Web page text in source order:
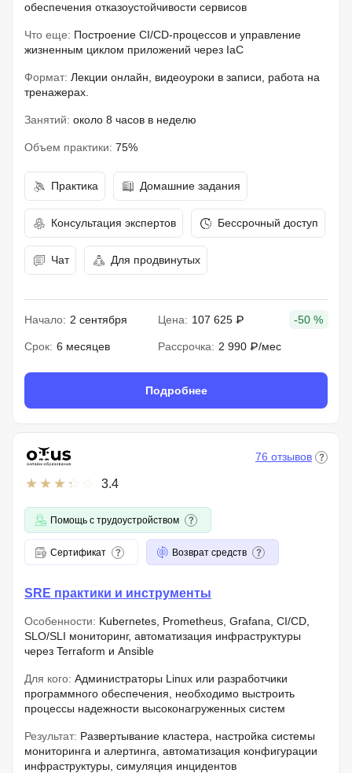
обеспечения отказоустойчивости сервисов
Что еще: Построение CI/CD-процессов и управление
жизненным циклом приложений через IaC
Формат: Лекции онлайн, видеоуроки в записи, работа на
тренажерах.
Занятий: около 8 часов в неделю
Объем практики: 75%
Практика Домашние задания
Консультация экспертов Бессрочный доступ
Чат Для продвинутых
Начало: 2 сентября Цена: 107 625 ₽ -50 %
Срок: 6 месяцев Рассрочка: 2 990 ₽/мес
Подробнее
3.4
76 отзывов
Помощь с трудоустройством
Сертификат Возврат средств
SRE практики и инструменты
Особенности: Kubernetes, Prometheus, Grafana, CI/CD,
SLO/SLI мониторинг, автоматизация инфраструктуры
через Terraform и Ansible
Для кого: Администраторы Linux или разработчики
программного обеспечения, необходимо выстроить
процессы надежности высоконагруженных систем
Результат: Развертывание кластера, настройка системы
мониторинга и алертинга, автоматизация конфигурации
инфраструктуры, симуляция инцидентов